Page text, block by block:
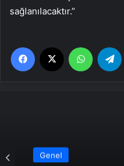
sağlanılacaktır.”
Facebook
Genel